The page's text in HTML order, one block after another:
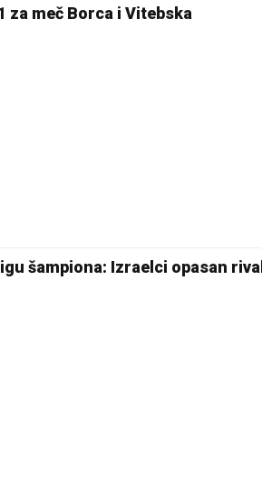
za meč Borca i Vitebska
šampiona: Izraelci opasan